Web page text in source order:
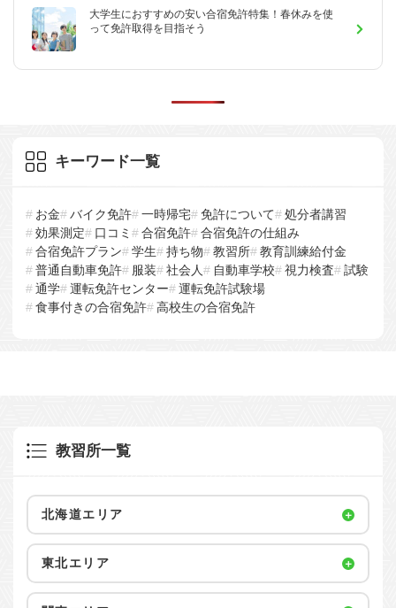
大学生におすすめの安い合宿免許特集！春休みを使
って免許取得を目指そう
キーワード一覧
お金 バイク免許 一時帰宅 免許について
処分者講習
効果測定
口コミ 合宿免許
合宿免許の仕組み
合宿免許プラン
学生 持ち物 教習所
教育訓練給付金
普通自動車免許
服装 社会人 自動車学校 視力検査
試験
通学
運転免許センター
運転免許試験場
食事付きの合宿免許
高校生の合宿免許
教習所一覧
北海道エリア
東北エリア